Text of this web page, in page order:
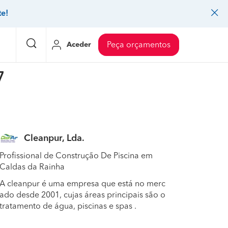
Controlo de pragas
Sistemas de segurança
Gesso cartonado
Carpintaria e marcenaria
Pintura
Canalização
Limpeza
Preço Controlo de pragas
Preço Pavimentos
Preço Coberturas e telhados
Aceder Peça orçamentos
Cleanpur, Lda.
Profissional de Construção De Piscina em
Caldas da Rainha
A cleanpur é uma empresa que está no merc
ado desde 2001, cujas áreas principais são o
tratamento de água, piscinas e spas .